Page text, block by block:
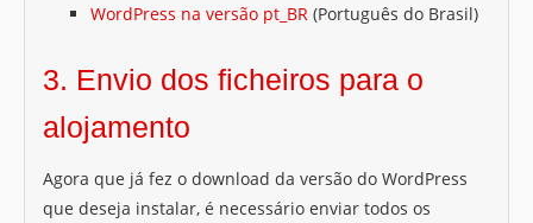
WordPress na versão pt_BR (Português do Brasil)
3. Envio dos ficheiros para o
alojamento
Agora que já fez o download da versão do WordPress
que deseja instalar, é necessário enviar todos os